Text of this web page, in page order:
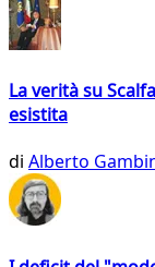
La verità su
esistita
di Alberto